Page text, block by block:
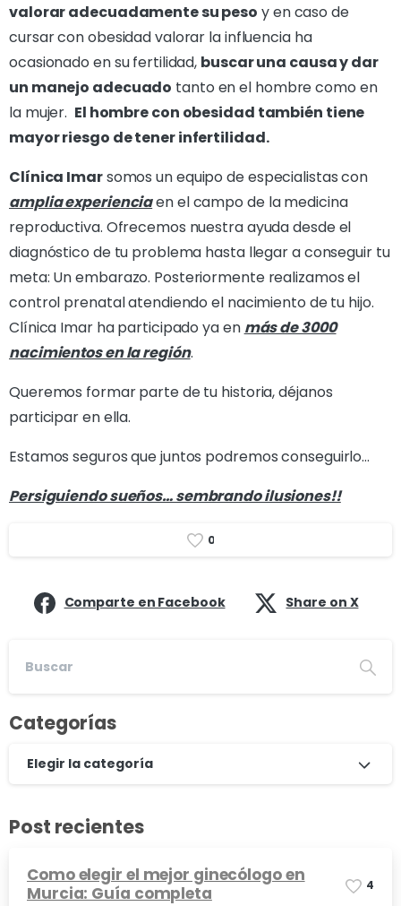
valorar adecuadamente su peso y en caso de
cursar con obesidad valorar la influencia ha
ocasionado en su fertilidad, buscar una causa y dar
un manejo adecuado tanto en el hombre como en
la mujer. El hombre con obesidad también tiene
mayor riesgo de tener infertilidad.
Clínica Imarsomos un equipo de especialistas con
amplia experienciaen el campo de la medicina
reproductiva. Ofrecemos nuestra ayuda desde el
diagnóstico de tu problema hasta llegar a conseguir tu
meta: Un embarazo. Posteriormente realizamos el
control prenatal atendiendo el nacimiento de tu hijo.
Clínica Imar ha participado ya en más de 3000
nacimientos en la región.
Queremos formar parte de tu historia, déjanos
participar en ella.
Estamos seguros que juntos podremos conseguirlo…
Persiguiendo sueños… sembrando ilusiones!!
0
Comparte en Facebook Share on X
Categorías
Elegir la categoría
Post recientes
Como elegir el mejor ginecólogo en
Murcia: Guía completa
4